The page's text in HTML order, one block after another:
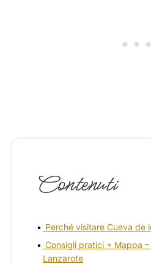
Contenuti
Perché visitare Cueva de
Consigli pratici + Mappa
Lanzarote